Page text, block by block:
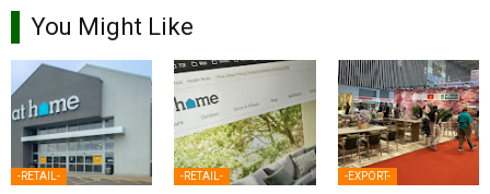
You Might Like
-RETAIL- -RETAIL- -EXPORT-